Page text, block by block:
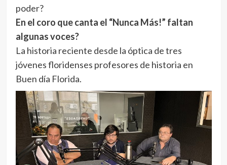
poder?
En el coro que canta el “Nunca Más!” faltan
algunas voces?
La historia reciente desde la óptica de tres
jóvenes floridenses profesores de historia en
Buen día Florida.